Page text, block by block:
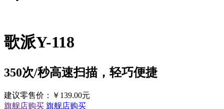
歌派Y-118
350次/秒高速扫描，轻巧便捷
建议零售价： ￥ 139.00元
旗舰店购买 旗舰店购买